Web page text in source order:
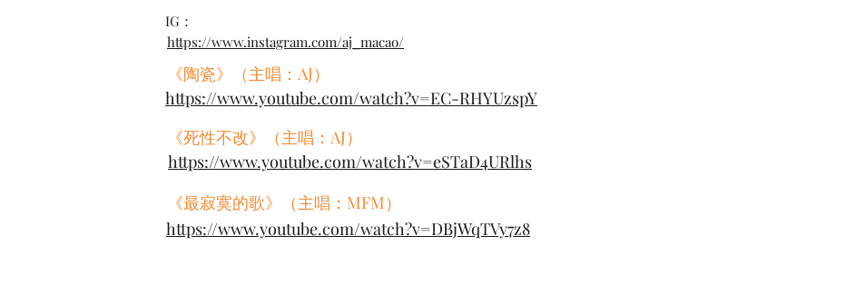
IG：
https://www.instagram.com/aj_macao/
《陶瓷》（主唱：AJ）
https://www.youtube.com/watch?v=EC-RHYUzspY
《死性不改》（主唱：AJ）
https://www.youtube.com/watch?v=eSTaD4URlhs
《最寂寞的歌》（主唱：MFM）
https://www.youtube.com/watch?v=DBjWqTVy7z8